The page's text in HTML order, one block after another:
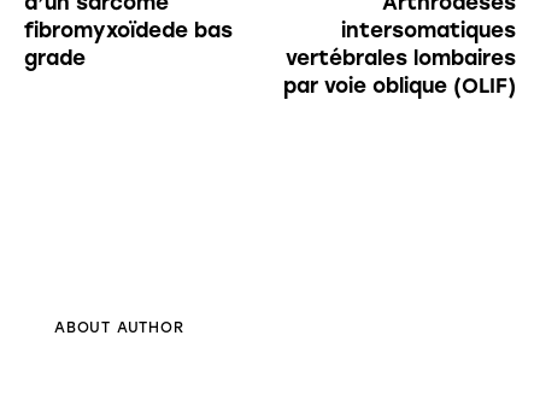
fibromyxoïdede bas
grade
intersomatiques
vertébrales lombaires
par voie oblique (OLIF)
ABOUT AUTHOR